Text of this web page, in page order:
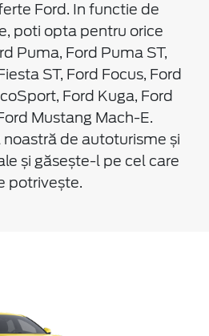
Ford. In functie de
poti opta pentru orice
Puma, Ford Puma ST,
ST, Ford Focus, Ford
Ford Kuga, Ford
Mustang Mach-E.
de autoturisme și
și găsește-l pe cel care
potrivește.